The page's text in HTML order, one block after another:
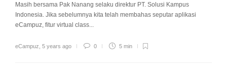
Masih bersama Pak Nanang selaku direktur PT. Solusi Kampus
Indonesia. Jika sebelumnya kita telah membahas seputar aplikasi
eCampuz, fitur virtual class...
eCampuz 5 years ago 0 5 min